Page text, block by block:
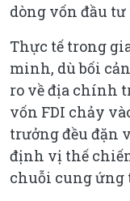
dòng vốn đầu
Thực tế trong
minh, dù bối
ro về địa chính
vốn FDI chảy
trưởng đều đặn
định vị thế
chuỗi cung ứng